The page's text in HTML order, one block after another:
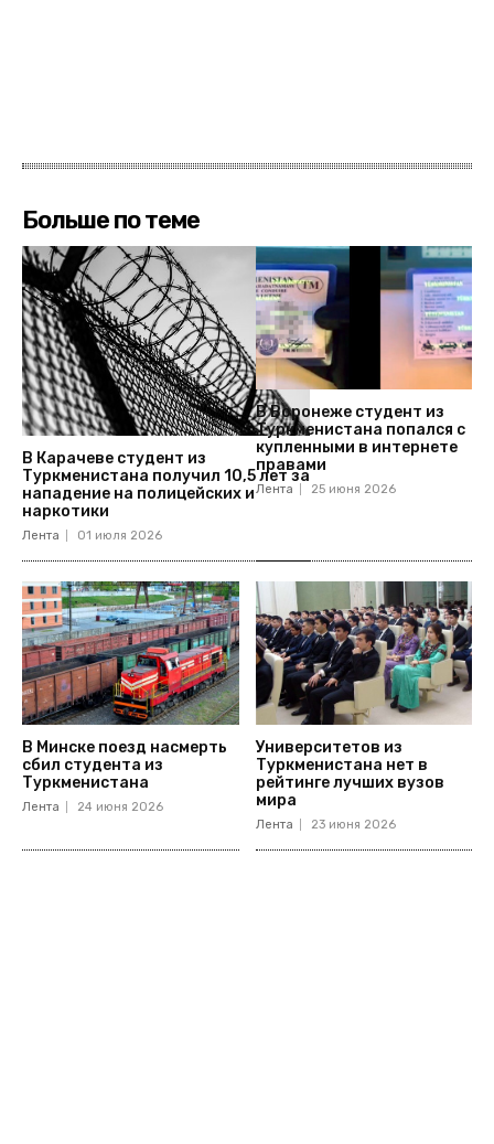
Больше по теме
В Карачеве студент из
Туркменистана получил 10,5 лет за
нападение на полицейских и
наркотики
Лента 01 июля 2026
В Воронеже студент из
Туркменистана попался с
купленными в интернете
правами
Лента 25 июня 2026
В Минске поезд насмерть
сбил студента из
Туркменистана
Лента 24 июня 2026
Университетов из
Туркменистана нет в
рейтинге лучших вузов
мира
Лента 23 июня 2026